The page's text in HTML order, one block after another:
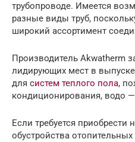
трубопроводе. Имеется
разные виды труб,
широкий ассортимент
Производитель Akwatherm
лидирующих мест в
для систем теплого пола,
кондиционирования, водо
Если требуется
обустройства